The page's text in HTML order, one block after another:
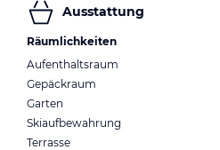
Ausstattung
Räumlichkeiten
Aufenthaltsraum
Gepäckraum
Garten
Skiaufbewahrung
Terrasse